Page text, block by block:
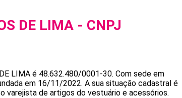
DE LIMA - CNPJ
LIMA é 48.632.480/0001-30. Com sede em
em 16/11/2022. A sua situação cadastral é
varejista de artigos do vestuário e acessórios.